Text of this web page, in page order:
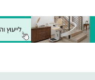
הזה ניתן לנייד בקלות ולהפעיל
אותו בצורה קלה גם במקומות
אחרים.